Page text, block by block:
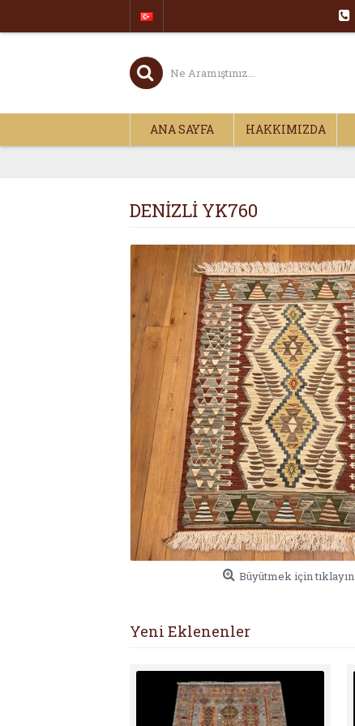
ANA SAYFA HAKKIMIZDA
DENİZLİ YK760
Büyütmek için tıklayın
Yeni Eklenenler